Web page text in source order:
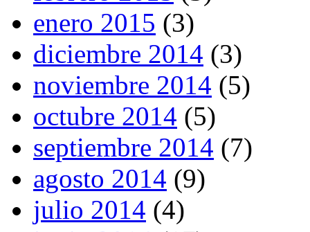
enero 2015 (3)
diciembre 2014 (3)
noviembre 2014 (5)
octubre 2014 (5)
septiembre 2014 (7)
agosto 2014 (9)
julio 2014 (4)